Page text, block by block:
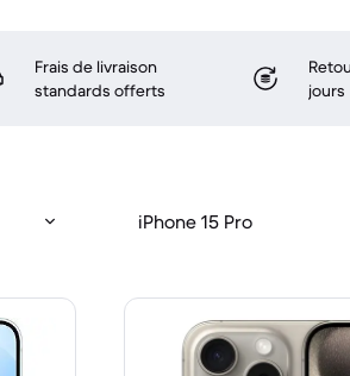
Frais de livraison
standards offerts
jours
iPhone 15 Pro